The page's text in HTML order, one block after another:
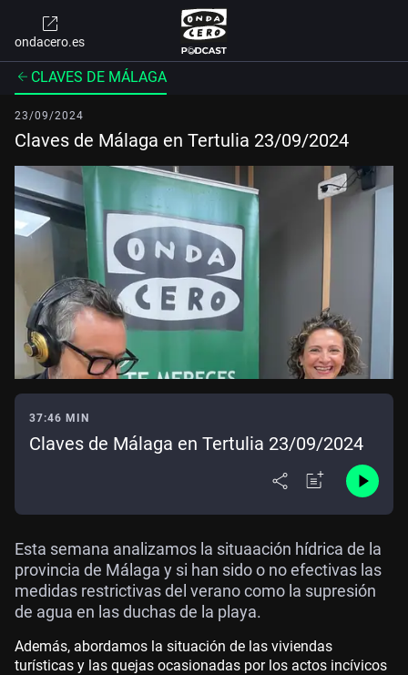
ondacero.es
CLAVES DE MÁLAGA
23/09/2024
Claves de Málaga en Tertulia 23/09/2024
37:46 MIN
Claves de Málaga en Tertulia 23/09/2024
Esta semana analizamos la situaación hídrica de la
provincia de Málaga y si han sido o no efectivas las
medidas restrictivas del verano como la supresión
de agua en las duchas de la playa.
Además, abordamos la situación de las viviendas
turísticas y las quejas ocasionadas por los actos incívicos